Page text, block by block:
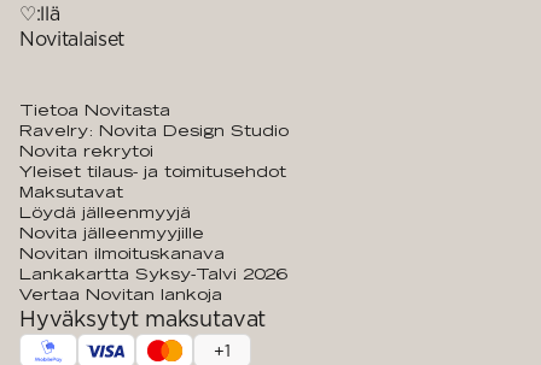
♡:llä
Novitalaiset
Tietoa Novitasta
Ravelry: Novita Design Studio
Novita rekrytoi
Yleiset tilaus- ja toimitusehdot
Maksutavat
Löydä jälleenmyyjä
Novita jälleenmyyjille
Novitan ilmoituskanava
Lankakartta Syksy-Talvi 2026
Vertaa Novitan lankoja
Hyväksytyt maksutavat
+1